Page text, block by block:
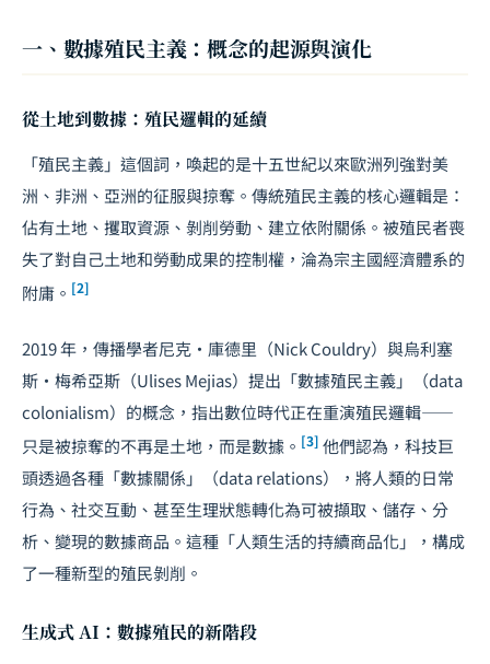
一、數據殖民主義：概念的起源與演化
從土地到數據：殖民邏輯的延續
「殖民主義」這個詞，喚起的是十五世紀以來歐洲列強對美
洲、非洲、亞洲的征服與掠奪。傳統殖民主義的核心邏輯是：
佔有土地、攫取資源、剝削勞動、建立依附關係。被殖民者喪
失了對自己土地和勞動成果的控制權，淪為宗主國經濟體系的
附庸。 [2]
2019 年，傳播學者尼克·庫德里（Nick Couldry）與烏利塞
斯·梅希亞斯（Ulises Mejias）提出「數據殖民主義」（data
colonialism）的概念，指出數位時代正在重演殖民邏輯——
只是被掠奪的不再是土地，而是數據。 [3] 他們認為，科技巨
頭透過各種「數據關係」（data relations），將人類的日常
行為、社交互動、甚至生理狀態轉化為可被擷取、儲存、分
析、變現的數據商品。這種「人類生活的持續商品化」，構成
了一種新型的殖民剝削。
生成式 AI：數據殖民的新階段